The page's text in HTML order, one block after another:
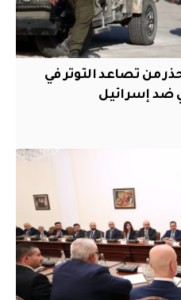
من تصاعد التوتر في
ضد إسرائيل